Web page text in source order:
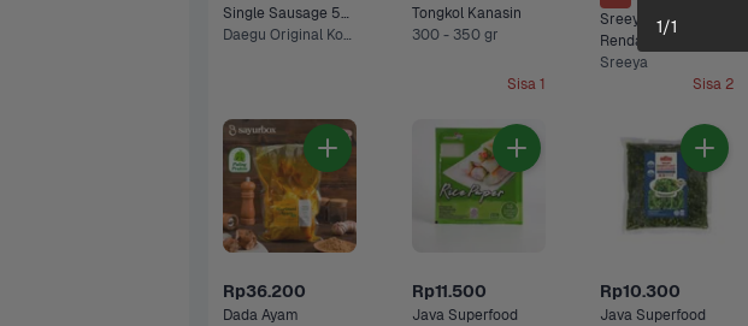
Single Sausage 55
gram
Daegu Original Korean, Nami Spicy Korean +1 Lainnya
Tongkol Kanasin
300 - 350 gr
Sisa 1
Sreeya Ayam
Rendang 250 gram
Sreeya
Sisa 2
Rp36.200
Dada Ayam
Rp11.500
Java Superfood
Rp10.300
Java Superfood
1/1